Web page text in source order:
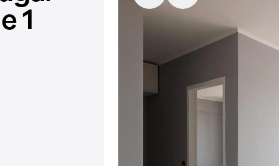
1